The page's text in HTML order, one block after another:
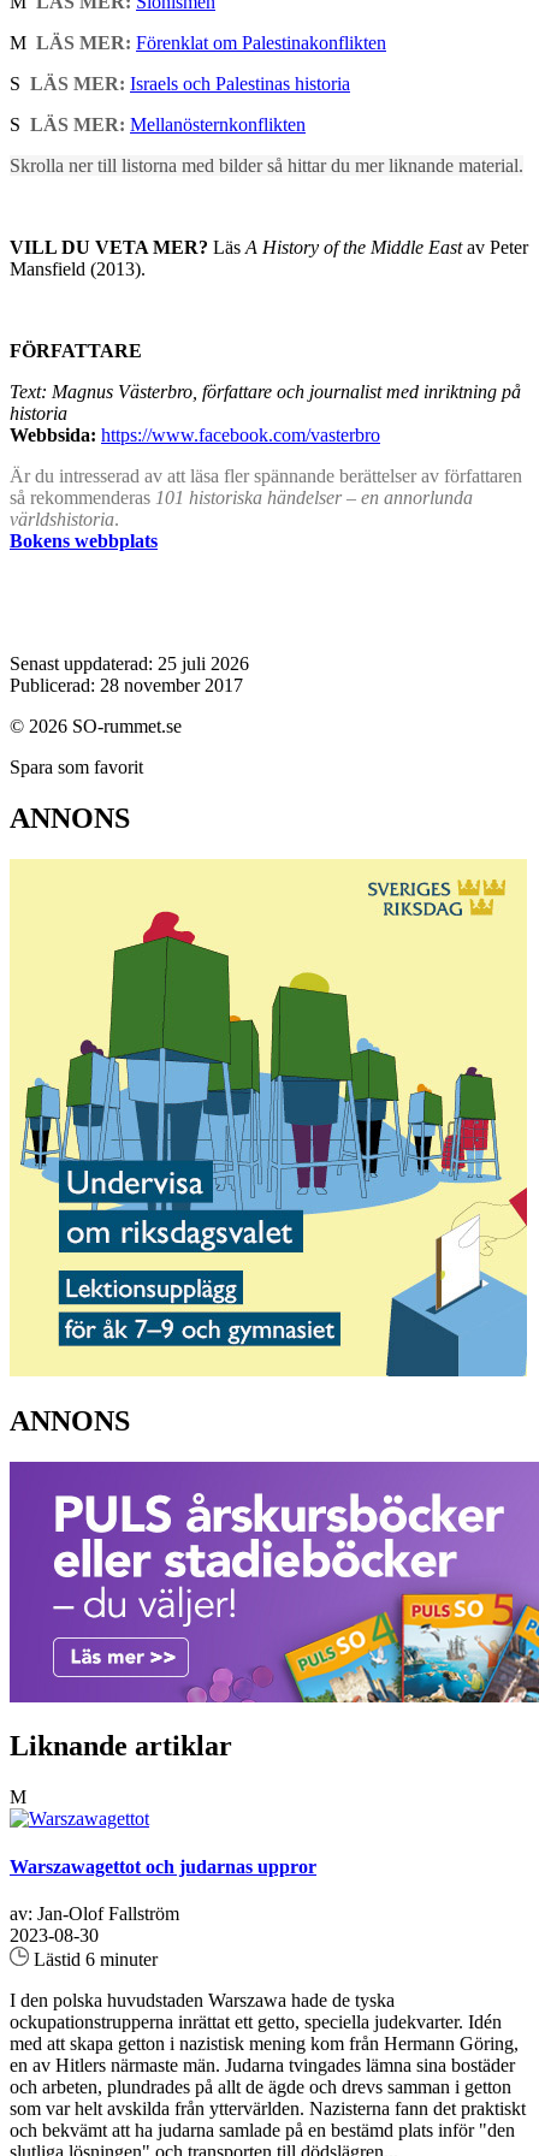
M LÄS MER: Förenklat om Palestinakonflikten
S LÄS MER: Israels och Palestinas historia
S LÄS MER: Mellanösternkonflikten
Skrolla ner till listorna med bilder så hittar du mer liknande material.
VILL DU VETA MER? Läs A History of the Middle Eastav Peter
Mansfield (2013).
FÖRFATTARE
Text: Magnus Västerbro, författare och journalist med inriktning på
historia
Webbsida: https://www.facebook.com/vasterbro
Är du intresserad av att läsa fler spännande berättelser av författaren
så rekommenderas 101 historiska händelser – en annorlunda
världshistoria.
Bokens webbplats
Senast uppdaterad: 25 juli 2026
Publicerad: 28 november 2017
© 2026 SO-rummet.se
Spara som favorit
ANNONS
ANNONS
Liknande artiklar
M
Warszawagettot och judarnas uppror
av: Jan-Olof Fallström
2023-08-30
Lästid 6 minuter
I den polska huvudstaden Warszawa hade de tyska
ockupationstrupperna inrättat ett getto, speciella judekvarter. Idén
med att skapa getton i nazistisk mening kom från Hermann Göring,
en av Hitlers närmaste män. Judarna tvingades lämna sina bostäder
och arbeten, plundrades på allt de ägde och drevs samman i getton
som var helt avskilda från yttervärlden. Nazisterna fann det praktiskt
och bekvämt att ha judarna samlade på en bestämd plats inför "den
slutliga lösningen" och transporten till dödslägren...